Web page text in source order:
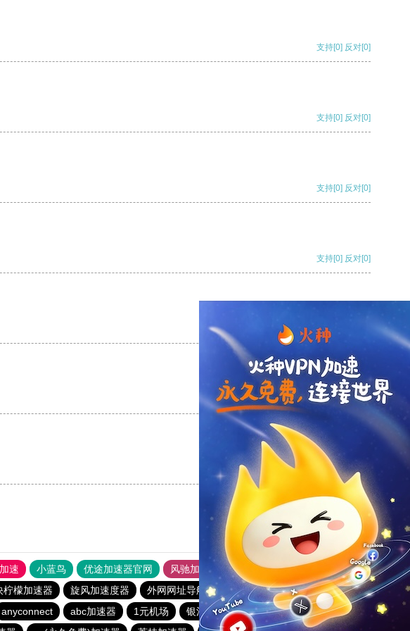
支持[0] 反对[0]
支持[0] 反对[0]
支持[0] 反对[0]
支持[0] 反对[0]
支持
支持[0] 反对[0]
支持[0] 反对[0]
速 小蓝鸟 优途加速器官网 风驰加速器
旋风加速器
柠檬加速器 旋风加速度器 外网网址导航 软件中心 纵云梯加速器
1元机场
anyconnect abc加速器 1元机场 银河加速器 银河加速器
hammer加速器